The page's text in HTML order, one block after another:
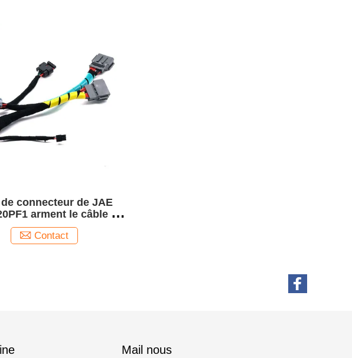
connecteur de JAE
arment le câble de
43645-0300 TE 1-
1456426-5
Contact
Mail nous